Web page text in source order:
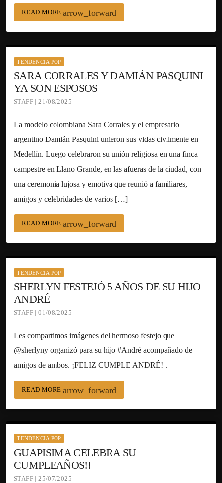
READ MORE arrow_forward
TENDENCIA POP
SARA CORRALES Y DAMIÁN PASQUINI
YA SON ESPOSOS
STAFF | 21/08/2025
La modelo colombiana Sara Corrales y el empresario
argentino Damián Pasquini unieron sus vidas civilmente en
Medellín. Luego celebraron su unión religiosa en una finca
campestre en Llano Grande, en las afueras de la ciudad, con
una ceremonia lujosa y emotiva que reunió a familiares,
amigos y celebridades de varios […]
READ MORE arrow_forward
TENDENCIA POP
SHERLYN FESTEJÓ 5 AÑOS DE SU HIJO
ANDRÉ
STAFF | 01/08/2025
Les compartimos imágenes del hermoso festejo que
@sherlyny organizó para su hijo #André acompañado de
amigos de ambos. ¡FELIZ CUMPLE ANDRÉ! .
READ MORE arrow_forward
TENDENCIA POP
GUAPISIMA CELEBRA SU
CUMPLEAÑOS!!
STAFF | 25/07/2025